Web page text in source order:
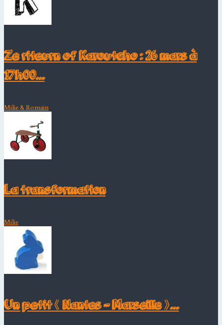
Ze riteurn of Karoutcho : 26 mars à
17h00...
Milie & Romain
La transformation
Milie
Un petit « Nantes – Marseille »...